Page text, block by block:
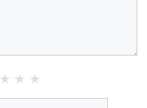
★
★
★